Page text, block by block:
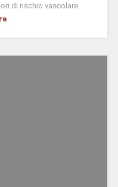
di rischio vascolare